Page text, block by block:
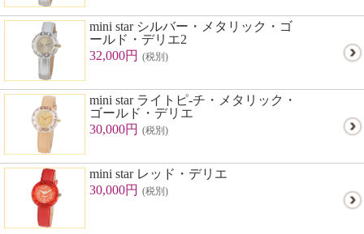
mini star シルバー・メタリック・ゴ
ールド・デリエ2
32,000円 (税別)
mini star ライトピ-チ・メタリック・
ゴールド・デリエ
30,000円 (税別)
mini star レッド・デリエ
30,000円 (税別)